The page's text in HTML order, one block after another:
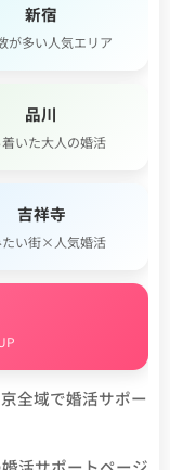
新宿
が多い人気エリア
品川
いた大人の婚活
吉祥寺
たい街×人気婚活
全域で婚活サポー